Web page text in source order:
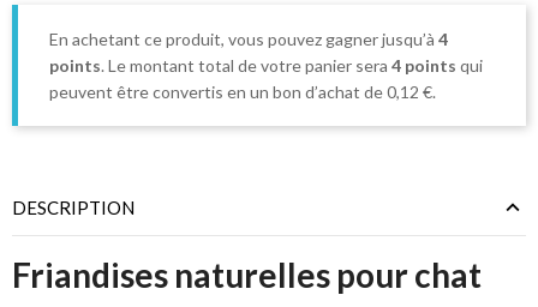
En achetant ce produit, vous pouvez gagner jusqu’à4
points. Le montant total de votre panier sera4 points qui
peuvent être convertis en un bon d’achat de0,12 €.
DESCRIPTION
Friandises naturelles pour chat